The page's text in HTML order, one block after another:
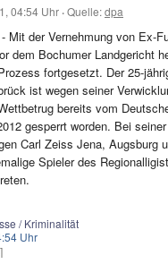
04:54 Uhr ·Quelle:dpa
Mit der Vernehmung von Ex-
dem Bochumer Landgericht
fortgesetzt. Der 25-
ist wegen seiner
bereits vom
gesperrt worden. Bei
Carl Zeiss Jena, Augsburg
Spieler des
/ Kriminalität
Uhr